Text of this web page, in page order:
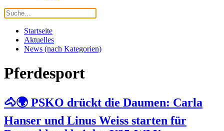
Startseite
Aktuelles
News (nach Kategorien)
Pferdesport
🐴🌍 PSKO drückt die Daumen: Carla
Hanser und Linus Weiss starten für